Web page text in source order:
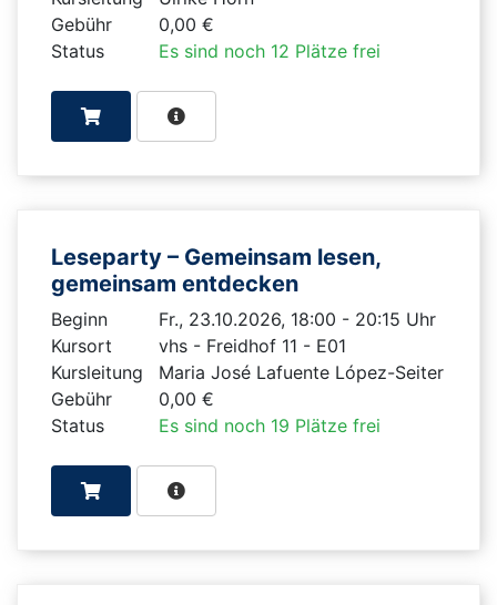
Gebühr
0,00 €
Status
Es sind noch 12 Plätze frei
Leseparty – Gemeinsam lesen,
gemeinsam entdecken
Beginn
Fr., 23.10.2026, 18:00 - 20:15 Uhr
Kursort
vhs - Freidhof 11 - E01
Kursleitung
Maria José Lafuente López-Seiter
Gebühr
0,00 €
Status
Es sind noch 19 Plätze frei